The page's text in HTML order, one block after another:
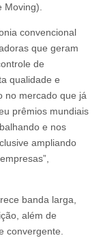
convencional
que geram
de
qualidade e
no mercado que já
prêmios mundiais
e nos
ampliando
banda larga,
além de
convergente.